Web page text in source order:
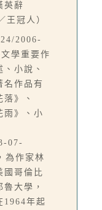
英辭
王冠人）
2006-
學重要作
小說、
名作品有
》、
雨》、小
07-
為作家林
國哥倫比
大學，
1964年起